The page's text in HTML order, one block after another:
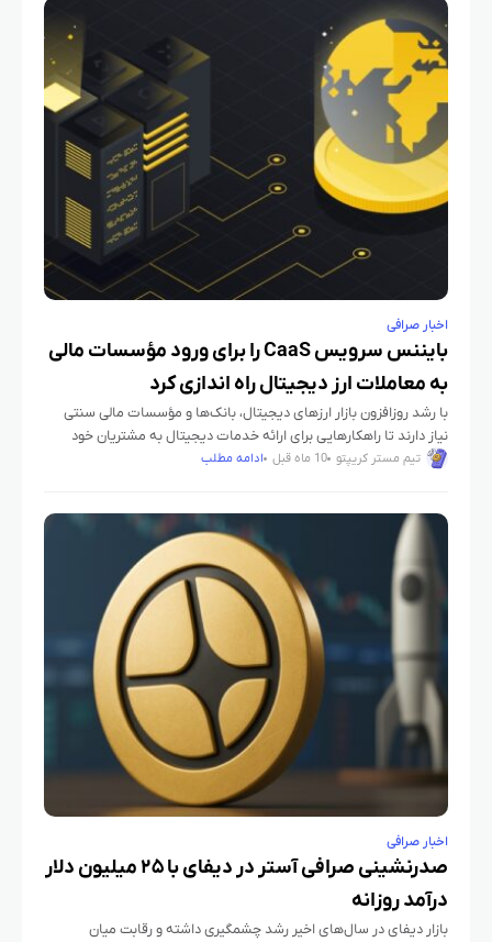
اخبار صرافی
بایننس سرویس CaaS را برای ورود مؤسسات مالی
به معاملات ارز دیجیتال راه‌ اندازی کرد
با رشد روزافزون بازار ارزهای دیجیتال، بانک‌ها و مؤسسات مالی سنتی
نیاز دارند تا راهکارهایی برای ارائه خدمات دیجیتال به مشتریان خود
داشته باشند. صرافی بایننس با معرفی سرویس جدید
تیم مستر کریپتو 10 ماه قبل ادامه مطلب
اخبار صرافی
صدرنشینی صرافی آستر در دیفای با ۲۵ میلیون دلار
درآمد روزانه
بازار دیفای در سال‌های اخیر رشد چشمگیری داشته و رقابت میان